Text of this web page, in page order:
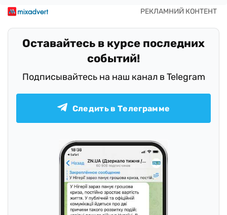
Оставайтесь в курсе последних
событий!
Подписывайтесь на наш канал в Telegram
Следить в Телеграмме